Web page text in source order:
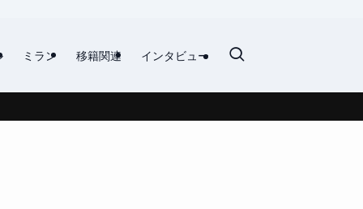
ミラン 移籍関連 インタビュー